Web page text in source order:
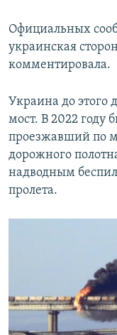
Официальных
украинская
комментировала.
Украина до
мост. В 2022 году
проезжавший по
дорожного
надводным
пролета.